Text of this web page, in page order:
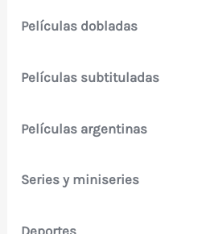
Películas dobladas
Películas subtituladas
Películas argentinas
Series y miniseries